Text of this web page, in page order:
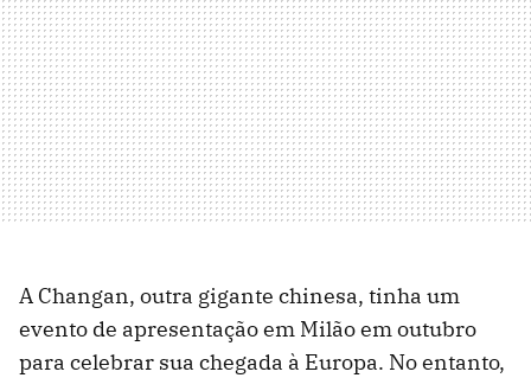
A Changan, outra gigante chinesa, tinha um
evento de apresentação em Milão em outubro
para celebrar sua chegada à Europa. No entanto,